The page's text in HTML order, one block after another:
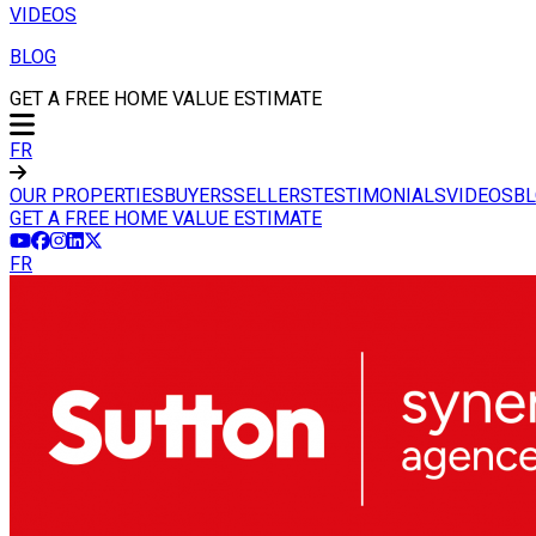
VIDEOS
BLOG
GET A FREE HOME VALUE ESTIMATE
FR
OUR PROPERTIESBUYERSSELLERSTESTIMONIALSVIDEOS
GET A FREE HOME VALUE ESTIMATE
FR